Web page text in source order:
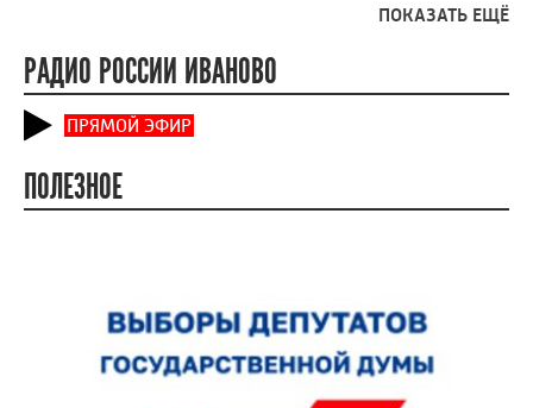
ПОКАЗАТЬ ЕЩЁ
РАДИО РОССИИ ИВАНОВО
ПРЯМОЙ ЭФИР
ПОЛЕЗНОЕ